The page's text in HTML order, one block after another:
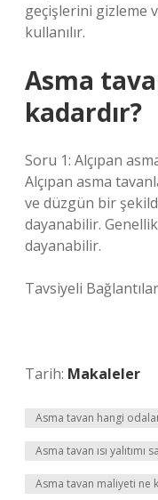
geçişlerini gizleme
kullanılır.
Asma
kadardır?
Soru 1: Alçıpan
Alçıpan asma
ve düzgün bir
dayanabilir.
dayanabilir.
Tavsiyeli
Tarih: Makaleler
Asma tavan hangi
Asma tavan ısı yalıtımı
Asma tavan maliyeti ne